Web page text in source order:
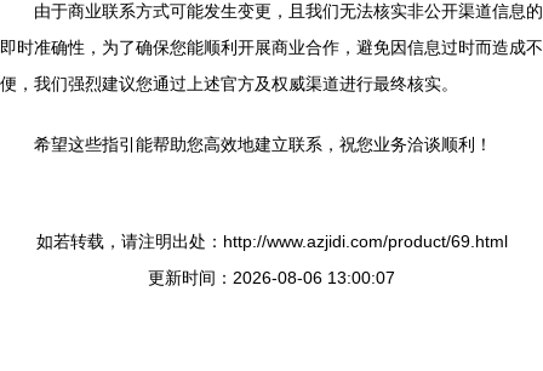
由于商业联系方式可能发生变更，且我们无法核实非公开渠道信息的
即时准确性，为了确保您能顺利开展商业合作，避免因信息过时而造成不
便，我们强烈建议您通过上述官方及权威渠道进行最终核实。
希望这些指引能帮助您高效地建立联系，祝您业务洽谈顺利！
如若转载，请注明出处：http://www.azjidi.com/product/69.html
更新时间：2026-08-06 13:00:07